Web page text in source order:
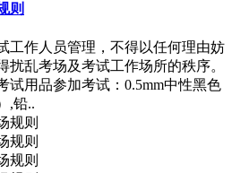
则
工作人员管理，不得以任何理由妨
扰乱考场及考试工作场所的秩序。
试用品参加考试：0.5mm中性黑色
,铅..